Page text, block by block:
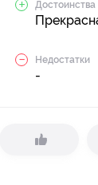
Достоинства
Недостатки
-